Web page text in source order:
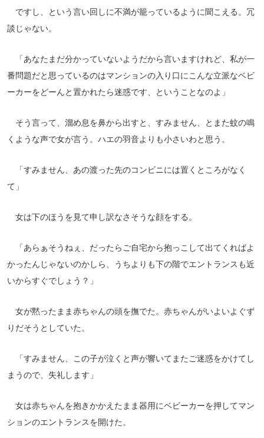
ですし、という言い回しに不満が籠っているように聞こえる。冗
談じゃない。
「あなたまだ分かっていないようだから言いますけれど、私が一
番問題だと思っているのはマンションの入り口にこんな立派なベビ
ーカーをどーんと置かれたら迷惑です、ということなのよ」
そう言って、溜め息を鼻から出すと、すみません、とまた蚊の鳴
くような声で女が言う。ハエの羽音よりも小さいわと思う。
「すみません、あの渡った先のコンビニには置くところがなく
て」
女は下のほうを見て申し訳なさそうな顔をする。
「あらぁそうねぇ、だったらご自宅から抱っこして出てくればよ
かったんじゃないのかしら、うちよりも下の階でエントランスも近
いからすぐでしょう？」
女が黙ったまま赤ちゃんの頭を撫でた。赤ちゃんがいよいよぐず
りだそうとしていた。
「すみません、この子が泣くと声が響いてまたご迷惑をかけてし
まうので、失礼します」
女は赤ちゃんを抱きかかえたまま器用にベビーカーを押してマン
ションのエントランスを開けた。